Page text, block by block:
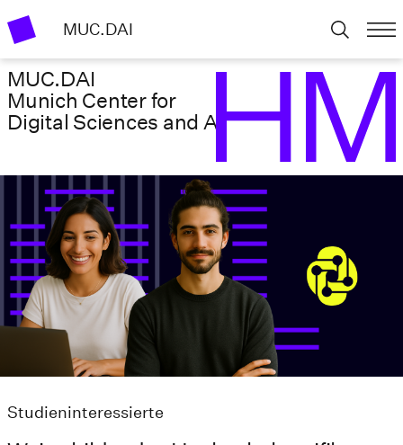
MUC.DAI
MUC.DAI
Munich Center for
Digital Sciences ­and AI
Studieninteressierte